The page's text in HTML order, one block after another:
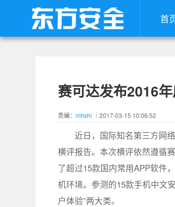
首
赛可达发布2016
责编： mhshi ｜2017-03-15 10:06:52
近日，国际知名第三方网
横评报告。本次横评依然遵循
了超过15款国内常用APP软件
机环境。参测的15款手机中文
户体验”两大类。